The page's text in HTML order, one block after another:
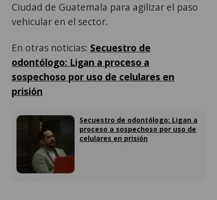
Ciudad de Guatemala para agilizar el paso
vehicular en el sector.
En otras noticias: Secuestro de
odontólogo: Ligan a proceso a
sospechoso por uso de celulares en
prisión
Secuestro de odontólogo: Ligan a
proceso a sospechoso por uso de
celulares en prisión